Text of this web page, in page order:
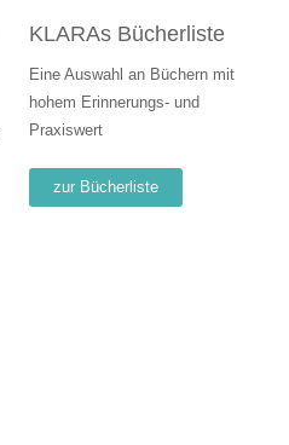
KLARAs Bücherliste
Eine Auswahl an Büchern mit
hohem Erinnerungs- und
Praxiswert
zur Bücherliste